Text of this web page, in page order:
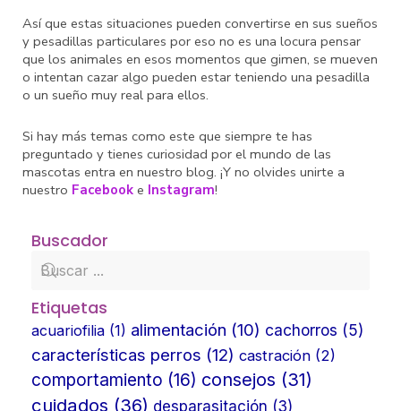
Así que estas situaciones pueden convertirse en sus sueños
y pesadillas particulares por eso no es una locura pensar
que los animales en esos momentos que gimen, se mueven
o intentan cazar algo pueden estar teniendo una pesadilla
o un sueño muy real para ellos.
Si hay más temas como este que siempre te has
preguntado y tienes curiosidad por el mundo de las
mascotas entra en nuestro blog. ¡Y no olvides unirte a
nuestro Facebook e Instagram!
Buscador
Etiquetas
acuariofilia (1) alimentación (10) cachorros (5)
características perros (12) castración (2)
comportamiento (16) consejos (31)
cuidados (36) desparasitación (3)